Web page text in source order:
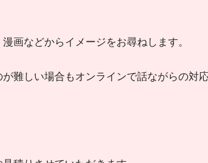
画などからイメージをお尋ねします。
難しい場合もオンラインで話ながらの対